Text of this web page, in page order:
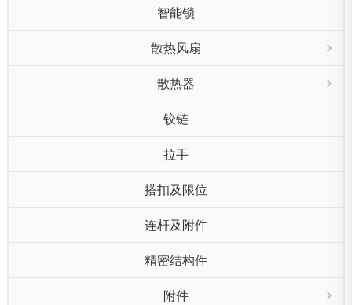
智能锁
散热风扇
散热器
铰链
拉手
搭扣及限位
连杆及附件
精密结构件
附件